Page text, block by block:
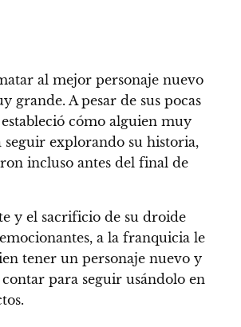
al mejor personaje nuevo
grande. A pesar de sus pocas
estableció cómo alguien muy
seguir explorando su historia,
incluso antes del final de
y el sacrificio de su droide
a la franquicia le
tener un personaje nuevo y
para seguir usándolo en